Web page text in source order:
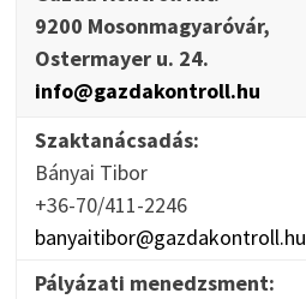
9200 Mosonmagyaróvár,
Ostermayer u. 24.
info@gazdakontroll.hu
Szaktanácsadás:
Bányai Tibor
+36-70/411-2246
banyaitibor@gazdakontroll.hu
Pályázati menedzsment: